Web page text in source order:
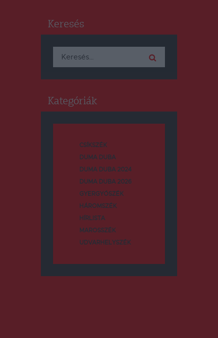
Keresés
Keresés:
Kategóriák
CSÍKSZÉK
DUMA DUBA
DUMA DUBA 2024
DUMA DUBA 2026
GYERGYÓSZÉK
HÁROMSZÉK
HÍRLISTA
MAROSSZÉK
UDVARHELYSZÉK